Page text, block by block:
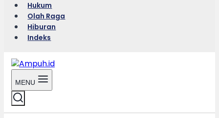
Hukum
Olah Raga
Hiburan
Indeks
MENU